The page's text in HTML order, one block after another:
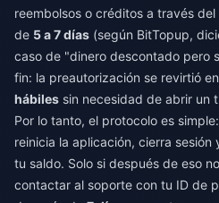
reembolsos o créditos a través
de 5 a 7 días (según BitTopup,
caso de "dinero descontado pero
fin: la preautorización se revirtió en
hábiles sin necesidad de abrir un
Por lo tanto, el protocolo es
reinicia la aplicación, cierra
tu saldo. Solo si después de eso
contactar al soporte con tu ID de